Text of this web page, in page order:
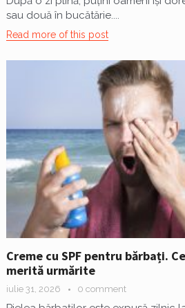
sau două în bucătărie....
Read more of this post
Creme cu SPF pentru bărbați.
merită urmărite
iulie 31, 2026 0 comment